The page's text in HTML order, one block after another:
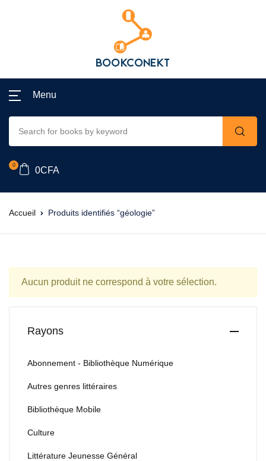
Menu
0
0CFA
Accueil Produits identifiés “géologie”
Aucun produit ne correspond à votre sélection.
Rayons
Abonnement - Bibliothèque Numérique
Autres genres littéraires
Bibliothèque Mobile
Culture
Littérature Jeunesse Général